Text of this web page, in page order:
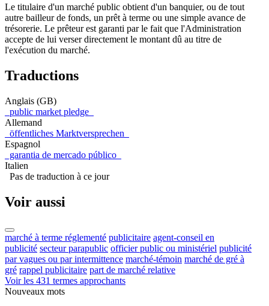
Le titulaire d'un marché public obtient d'un banquier, ou de tout
autre bailleur de fonds, un prêt à terme ou une simple avance de
trésorerie. Le prêteur est garanti par le fait que l'Administration
accepte de lui verser directement le montant dû au titre de
l'exécution du marché.
Traductions
Anglais (GB)
public market pledge
Allemand
öffentliches Marktversprechen
Espagnol
garantia de mercado público
Italien
Pas de traduction à ce jour
Voir aussi
marché à terme réglementé publicitaire agent-conseil en
publicité secteur parapublic officier public ou ministériel publicité
par vagues ou par intermittence marché-témoin marché de gré à
gré rappel publicitaire part de marché relative
Voir les 431 termes approchants
Nouveaux mots